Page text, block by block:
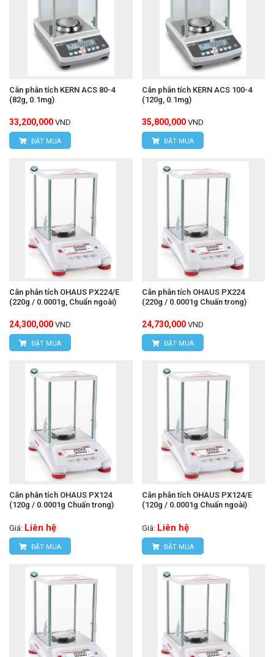
Cân phân tích KERN ACS 80-4
(82g, 0.1mg)
33,200,000 VND
ĐẶT MUA
Cân phân tích KERN ACS 100-4
(120g, 0.1mg)
35,800,000 VND
ĐẶT MUA
Cân phân tích OHAUS PX224/E
(220g / 0.0001g, Chuẩn ngoài)
24,300,000 VND
ĐẶT MUA
Cân phân tích OHAUS PX224
(220g / 0.0001g Chuấn trong)
24,730,000 VND
ĐẶT MUA
Cân phân tích OHAUS PX124
(120g / 0.0001g Chuấn trong)
Giá: Liên hệ
ĐẶT MUA
Cân phân tích OHAUS PX124/E
(120g / 0.0001g Chuấn ngoài)
Giá: Liên hệ
ĐẶT MUA